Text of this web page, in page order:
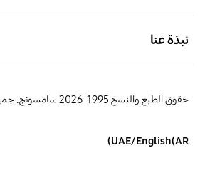
نبذة عنا
حقوق الطبع والنسخ 1995-2026 سامسونج. جميع الحقوق محفوظة.
UAE/English(AR)